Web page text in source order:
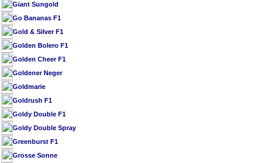
Giant Sungold
Go Bananas F1
Gold & Silver F1
Golden Bolero F1
Golden Cheer F1
Goldener Neger
Goldmarie
Goldrush F1
Goldy Double F1
Goldy Double Spray
Greenburst F1
Grosse Sonne